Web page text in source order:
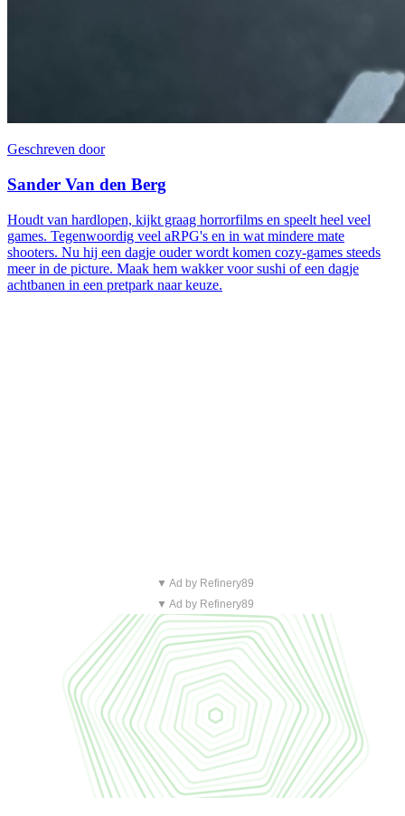
Geschreven door
Sander Van den Berg
Houdt van hardlopen, kijkt graag horrorfilms en speelt heel veel
games. Tegenwoordig veel aRPG's en in wat mindere mate
shooters. Nu hij een dagje ouder wordt komen cozy-games steeds
meer in de picture. Maak hem wakker voor sushi of een dagje
achtbanen in een pretpark naar keuze.
▼ Ad by Refinery89
▼ Ad by Refinery89